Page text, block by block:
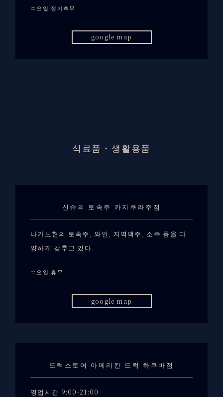
수요일 정기휴무
google map
식료품・생활용품
신슈의 토속주 카지쿠라주점
나가노현의 토속주, 와인, 지역맥주, 소주 등을 다
양하게 갖추고 있다.
수요일 휴무
google map
드럭스토어 아메리칸 드럭 하쿠바점
영업시간 9:00-21:00